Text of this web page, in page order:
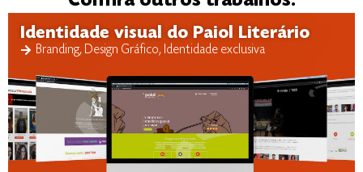
Identidade visual do Paiol Literário
Branding, Design Gráfico, Identidade exclusiva